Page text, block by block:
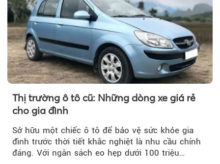
Thị trường ô tô cũ: Những dòng xe giá rẻ
cho gia đình
Sở hữu một chiếc ô tô để bảo vệ sức khỏe gia
đình trước thời tiết khắc nghiệt là nhu cầu chính
đáng. Với ngân sách eo hẹp dưới 100 triệu